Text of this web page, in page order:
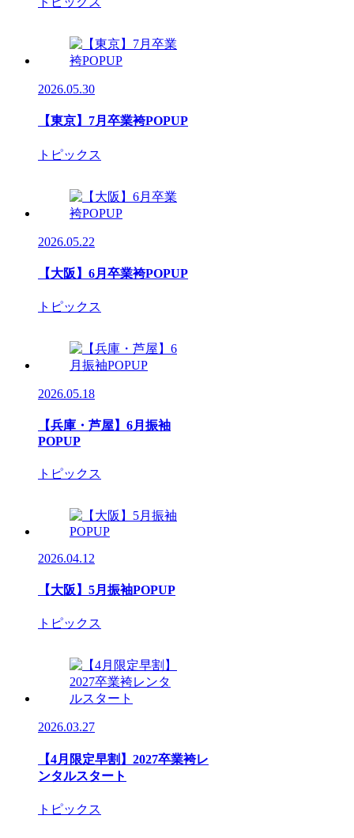
2026.05.30
【東京】7月卒業袴POPUP
トピックス
2026.05.22
【大阪】6月卒業袴POPUP
トピックス
2026.05.18
【兵庫・芦屋】6月振袖
POPUP
トピックス
2026.04.12
【大阪】5月振袖POPUP
トピックス
2026.03.27
【4月限定早割】2027卒業袴レ
ンタルスタート
トピックス